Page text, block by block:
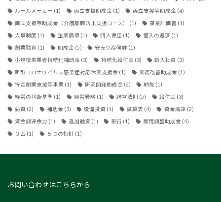
ルールメーカー (1) 両立支援助成金 (1) 両立支援等助成金 (4)
両立支援等助成金（介護離職防止支援コース） (1) 事業計画書 (1)
人事制度 (1) 企業価値(1) 個人保証 (1) 借入の返済 (1)
創業融資 (1) 助成金 (5) 安売り症候群 (1)
小規模事業者持続化補助金 (3) 持続化給付金 (3) 新入社員 (3)
新型コロナウイルス感染症対応休業支援金 (1) 業務改善助成金 (1)
特定創業支援等事業 (1) 研究開発助成金 (2) 納税 (1)
経営の判断基準 (1) 経営戦略 (1) 経営法則 (5) 給付金 (3)
融資 (2) 補助金 (3) 設備投資 (1) 試算表 (4) 資金調達 (2)
資金調達余力 (1) 追加融資 (1) 銀行 (1) 雇用調整助成金 (4)
３密 (1) ５つの指針 (1)
お問い合わせはこちらから